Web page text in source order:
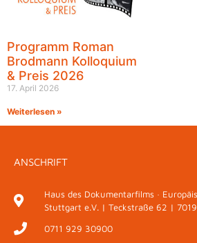
Programm Roman
Brodmann Kolloquium
& Preis 2026
17. April 2026
Weiterlesen »
ANSCHRIFT
Haus des Dokumentarfilms ·
Stuttgart e.V. | Teckstraße 62 |
0711 929 30900